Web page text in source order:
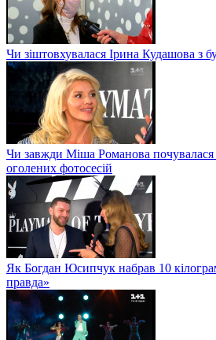
Чи зіштовхувалася Ірина Кудашова з
Чи завжди Міша Романова почувалася
оголених фотосесій
Як Богдан Юсипчук набрав 10
правда»